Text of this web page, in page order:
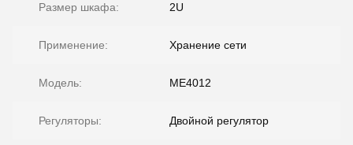
Размер шкафа: 2U
Применение: Хранение сети
Модель: ME4012
Регуляторы: Двойной регулятор